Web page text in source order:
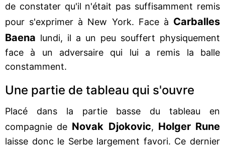
de constater qu'il n'était pas suffisamment remis
pour s'exprimer à New York. Face à Carballes
Baena lundi, il a un peu souffert physiquement
face à un adversaire qui lui a remis la balle
constamment.
Une partie de tableau qui s'ouvre
Placé dans la partie basse du tableau en
compagnie de Novak Djokovic, Holger Rune
laisse donc le Serbe largement favori. Ce dernier